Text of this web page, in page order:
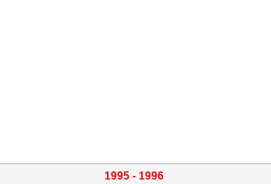
1995 - 1996